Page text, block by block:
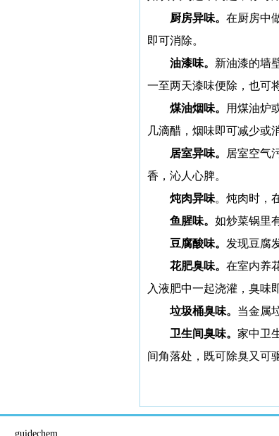
厨房异味。 在厨房中
即可消除。
油漆味。 新油漆的墙
一至两天漆味便除，也可
煤油烟味。
用煤油炉
几滴醋，烟味即可减少或
居室异味。
居室空气
香，沁人心脾。
炖肉异味。炖肉时，
鱼腥味。 如炒菜锅里
豆腐酸味。 发现豆腐
花肥臭味。 在室内养
入液肥中一起浇灌，臭味
垃圾桶臭味。 当金属
卫生间臭味。 家中卫
间角落处，既可除臭又可
guidechem